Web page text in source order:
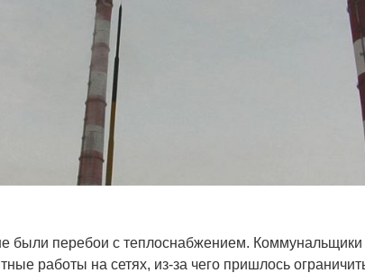
были перебои с теплоснабжением. Коммунальщики
работы на сетях, из-за чего пришлось